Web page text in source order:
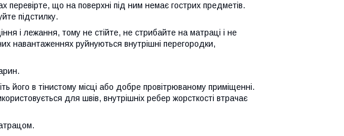
перевірте, що на поверхні під ним немає гострих предметів.
підстилку.
і лежання, тому не стійте, не стрибайте на матраці і не
навантаженнях руйнуються внутрішні перегородки,
його в тінистому місці або добре провітрюваному приміщенні.
для швів, внутрішніх ребер жорсткості втрачає